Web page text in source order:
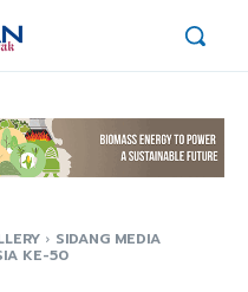
SIDANG MEDIA
KE-50